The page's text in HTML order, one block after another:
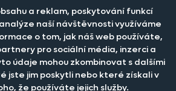
Dante.cz
a reklam, poskytování funkcí
naší návštěvnosti využíváme
o tom, jak náš web používáte,
pro sociální média, inzerci a
údaje mohou zkombinovat s dalšími
jste jim poskytli nebo které získali v
že používáte jejich služby.